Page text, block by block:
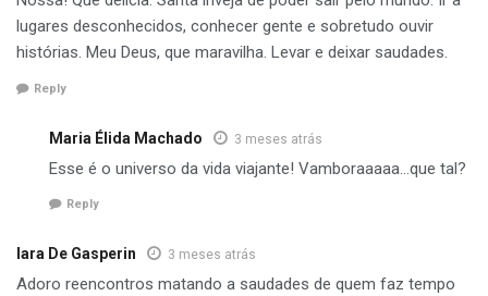
lugares desconhecidos, conhecer gente e sobretudo ouvir
histórias. Meu Deus, que maravilha. Levar e deixar saudades.
Reply
Maria Élida Machado 3 meses atrás
Esse é o universo da vida viajante! Vamboraaaaa…que tal?
Reply
Iara De Gasperin 3 meses atrás
Adoro reencontros matando a saudades de quem faz tempo